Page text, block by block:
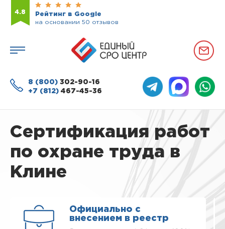
4.8
Рейтинг в Google
на основании 50 отзывов
8 (800) 302-90-16
+7 (812) 467-45-36
Сертификация работ
по охране труда в
Клине
Официально с
внесением в реестр